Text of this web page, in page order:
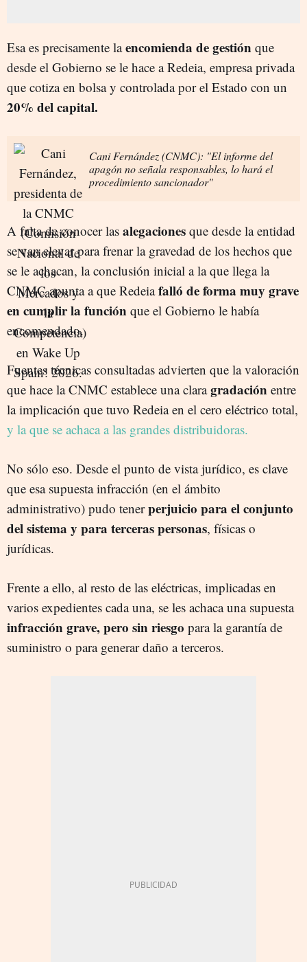
Esa es precisamente laencomienda de gestión que
desde el Gobierno se le hace a Redeia, empresa privada
que cotiza en bolsa y controlada por el Estado con un
20% del capital.
Cani Fernández (CNMC): "El informe del
apagón no señala responsables, lo hará el
procedimiento sancionador"
A falta de conocer las alegaciones que desde la entidad
se van elevar para frenar la gravedad de los hechos que
se le achacan, la conclusión inicial a la que llega la
CNMC apunta a que Redeiafalló de forma muy grave
en cumplir la función que el Gobierno le había
encomendado.
Fuentes técnicas consultadas advierten que la valoración
que hace la CNMC establece una claragradación entre
la implicación que tuvo Redeia en el cero eléctrico total,
y la que se achaca a las grandes distribuidoras.
No sólo eso. Desde el punto de vista jurídico, es clave
que esa supuesta infracción (en el ámbito
administrativo) pudo tenerperjuicio para el conjunto
del sistema y para terceras personas, físicas o
jurídicas.
Frente a ello, al resto de las eléctricas, implicadas en
varios expedientes cada una, se les achaca una supuesta
infracción grave, pero sin riesgo para la garantía de
suministro o para generar daño a terceros.